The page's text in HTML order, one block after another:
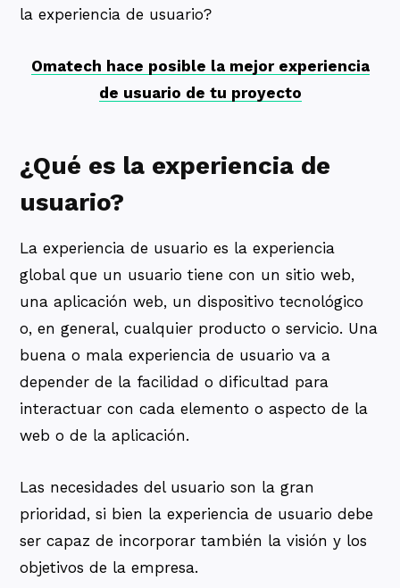
la experiencia de usuario?
Omatech hace posible la mejor experiencia
de usuario de tu proyecto
¿Qué es la experiencia de
usuario?
La experiencia de usuario es la experiencia
global que un usuario tiene con un sitio web,
una aplicación web, un dispositivo tecnológico
o, en general, cualquier producto o servicio. Una
buena o mala experiencia de usuario va a
depender de la facilidad o dificultad para
interactuar con cada elemento o aspecto de la
web o de la aplicación.
Las necesidades del usuario son la gran
prioridad, si bien la experiencia de usuario debe
ser capaz de incorporar también la visión y los
objetivos de la empresa.